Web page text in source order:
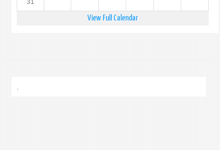
View Full Calendar